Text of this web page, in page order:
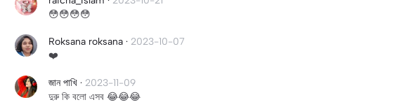
😳😳😳😳
Roksana roksana · 2023-10-07
❤️
জান পাখি · 2023-11-09
দুরু কি বলো এসব 😂😂😂